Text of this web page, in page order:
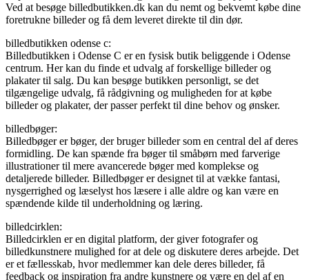
Ved at besøge billedbutikken.dk kan du nemt og bekvemt købe dine
foretrukne billeder og få dem leveret direkte til din dør.
billedbutikken odense c:
Billedbutikken i Odense C er en fysisk butik beliggende i Odense
centrum. Her kan du finde et udvalg af forskellige billeder og
plakater til salg. Du kan besøge butikken personligt, se det
tilgængelige udvalg, få rådgivning og muligheden for at købe
billeder og plakater, der passer perfekt til dine behov og ønsker.
billedbøger:
Billedbøger er bøger, der bruger billeder som en central del af deres
formidling. De kan spænde fra bøger til småbørn med farverige
illustrationer til mere avancerede bøger med komplekse og
detaljerede billeder. Billedbøger er designet til at vække fantasi,
nysgerrighed og læselyst hos læsere i alle aldre og kan være en
spændende kilde til underholdning og læring.
billedcirklen:
Billedcirklen er en digital platform, der giver fotografer og
billedkunstnere mulighed for at dele og diskutere deres arbejde. Det
er et fællesskab, hvor medlemmer kan dele deres billeder, få
feedback og inspiration fra andre kunstnere og være en del af en